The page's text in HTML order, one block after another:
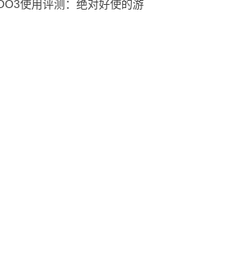
使用评测：绝对好使的游